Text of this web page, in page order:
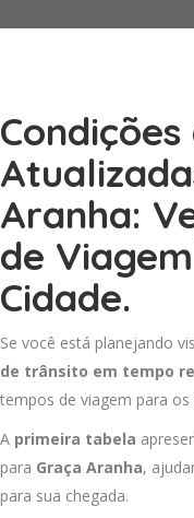
Aranha:
de
Cidade.
Se você está planejando
de trânsito em tempo
tempos de viagem para os
A primeira tabela
para Graça Aranha,
para sua chegada.